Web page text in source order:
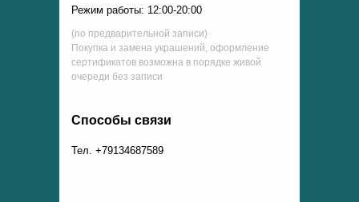
Способы связи
Тел. +79134687589
Режим работы: 12:00-20:00
(по предварительной записи)
Покупка и замена украшений, оформление
сертификатов возможна в порядке живой
очереди без записи